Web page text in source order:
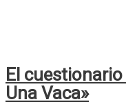
El
Una Vaca»